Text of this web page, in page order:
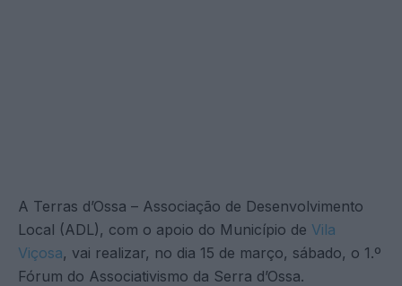
A Terras d’Ossa – Associação de Desenvolvimento
Local (ADL), com o apoio do Município de Vila
Viçosa, vai realizar, no dia 15 de março, sábado, o 1.º
Fórum do Associativismo da Serra d’Ossa.